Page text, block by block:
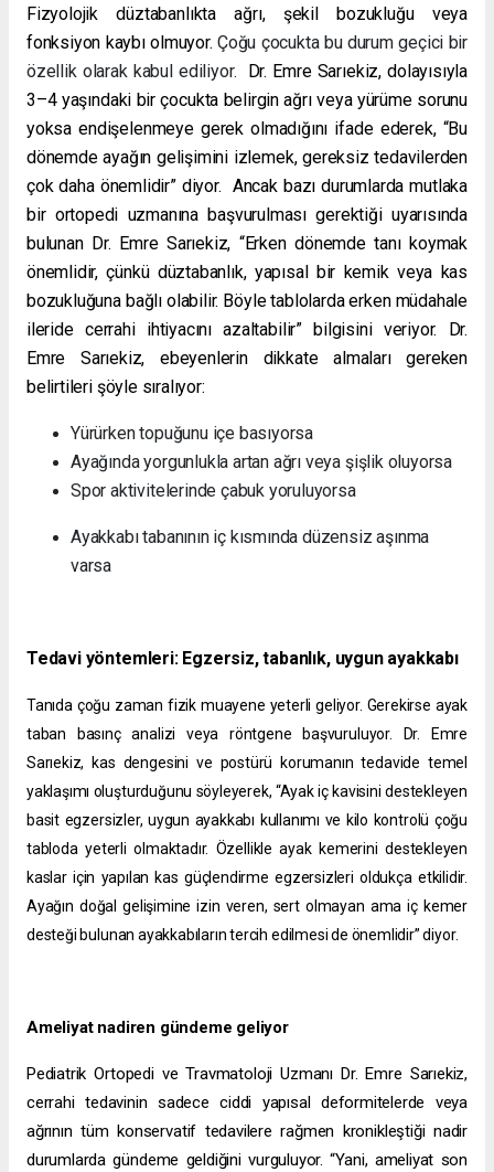
Fizyolojik düztabanlıkta ağrı, şekil bozukluğu veya
fonksiyon kaybı olmuyor.Çoğu çocukta bu durum geçici bir
özellik olarak kabul ediliyor.
Dr. Emre Sarıekiz, dolayısıyla
3–4 yaşındaki bir çocukta belirgin ağrı veya yürüme sorunu
yoksa endişelenmeye gerek olmadığını ifade ederek, “Bu
dönemde ayağın gelişimini izlemek, gereksiz tedavilerden
çok daha önemlidir” diyor. Ancak bazı durumlarda mutlaka
bir ortopedi uzmanına başvurulması gerektiği uyarısında
bulunan Dr. Emre Sarıekiz, “Erken dönemde tanı koymak
önemlidir, çünkü düztabanlık, yapısal bir kemik veya kas
bozukluğuna bağlı olabilir. Böyle tablolarda erken müdahale
ileride cerrahi ihtiyacını azaltabilir” bilgisini veriyor. Dr.
Emre Sarıekiz, ebeyenlerin dikkate almaları gereken
belirtileri şöyle sıralıyor:
Yürürken topuğunu içe basıyorsa
Ayağında yorgunlukla artan ağrı veya şişlik oluyorsa
Spor aktivitelerinde çabuk yoruluyorsa
Ayakkabı tabanının iç kısmında düzensiz aşınma
varsa
Tedavi yöntemleri: Egzersiz, tabanlık, uygun ayakkabı
Tanıda çoğu zaman fizik muayene yeterli geliyor. Gerekirse ayak
taban basınç analizi veya röntgene başvuruluyor. Dr. Emre
Sarıekiz, kas dengesini ve postürü korumanın tedavide temel
yaklaşımı oluşturduğunu söyleyerek, “Ayak iç kavisini destekleyen
basit egzersizler, uygun ayakkabı kullanımı ve kilo kontrolü çoğu
tabloda yeterli olmaktadır. Özellikle ayak kemerini destekleyen
kaslar için yapılan kas güçlendirme egzersizleri oldukça etkilidir.
Ayağın doğal gelişimine izin veren, sert olmayan ama iç kemer
desteği bulunan ayakkabıların tercih edilmesi de önemlidir” diyor.
Ameliyat nadiren gündeme geliyor
Pediatrik Ortopedi ve Travmatoloji Uzmanı Dr. Emre Sarıekiz,
cerrahi tedavinin sadece ciddi yapısal deformitelerde veya
ağrının tüm konservatif tedavilere rağmen kronikleştiği nadir
durumlarda gündeme geldiğini vurguluyor. “Yani, ameliyat son